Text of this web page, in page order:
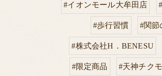
#イオンモール大牟田店
#歩行習慣 #関節
#株式会社H．BENESU
#限定商品 #天神チク